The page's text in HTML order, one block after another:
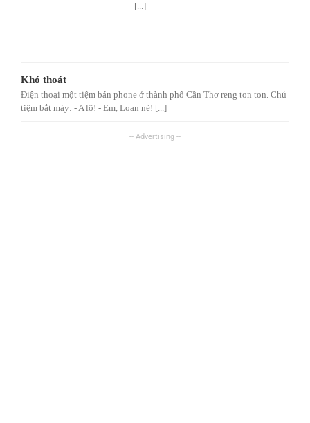
[...]
Khó thoát
Điện thoại một tiệm bán phone ở thành phố Cần Thơ reng ton ton. Chủ
tiệm bắt máy: - A lô! - Em, Loan nè! [...]